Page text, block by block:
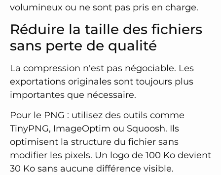
volumineux ou ne sont pas pris en charge.
Réduire la taille des fichiers
sans perte de qualité
La compression n'est pas négociable. Les
exportations originales sont toujours plus
importantes que nécessaire.
Pour le PNG : utilisez des outils comme
TinyPNG, ImageOptim ou Squoosh. Ils
optimisent la structure du fichier sans
modifier les pixels. Un logo de 100 Ko devient
30 Ko sans aucune différence visible.